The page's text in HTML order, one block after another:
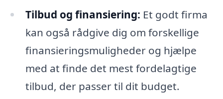
Tilbud og finansiering: Et godt firma
kan også rådgive dig om forskellige
finansieringsmuligheder og hjælpe
med at finde det mest fordelagtige
tilbud, der passer til dit budget.